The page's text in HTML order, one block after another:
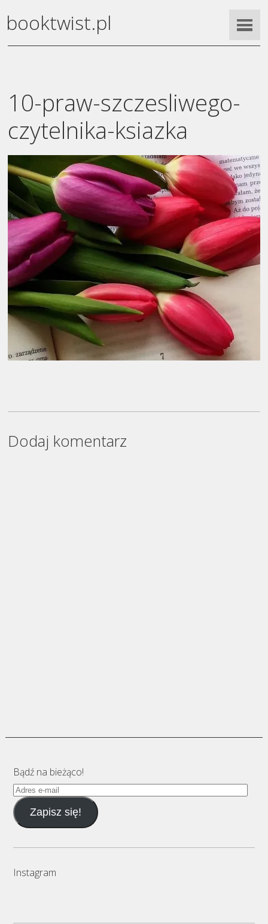
booktwist.pl
10-praw-szczesliwego-
czytelnika-ksiazka
Dodaj komentarz
Bądź na bieżąco!
Adres
e-
mailZapisz się!
Instagram